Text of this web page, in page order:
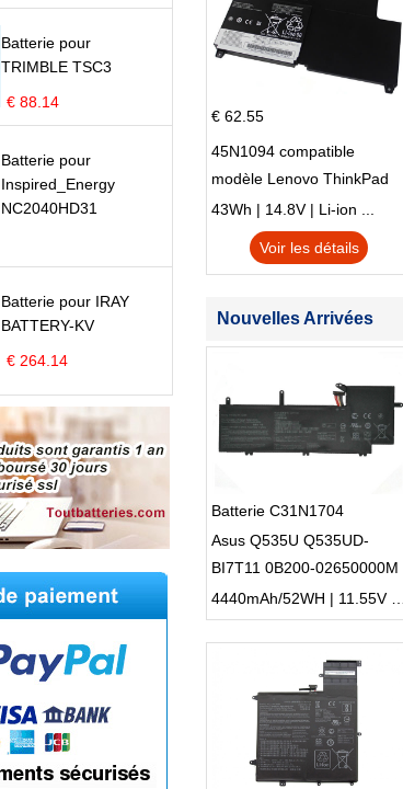
Batterie pour
TRIMBLE TSC3
€ 88.14
Batterie pour
Inspired_Energy
NC2040HD31
Batterie pour IRAY
BATTERY-KV
€ 264.14
€ 62.55
45N1094 compatible
modèle Lenovo ThinkPad
Edge S230u Twist
43Wh | 14.8V | Li-ion ...
Voir les détails
Nouvelles Arrivées
Batterie C31N1704
Asus Q535U Q535UD-
BI7T11 0B200-02650000M